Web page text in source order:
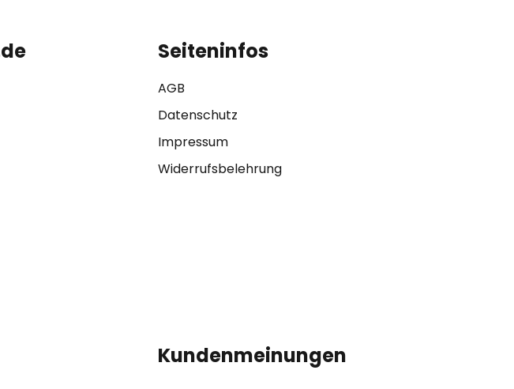
Seiteninfos
AGB
Datenschutz
Impressum
Widerrufsbelehrung
Kundenmeinungen